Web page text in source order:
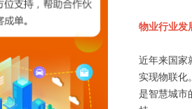
物业行业发
近年来国家
实现物联化
是智慧城市